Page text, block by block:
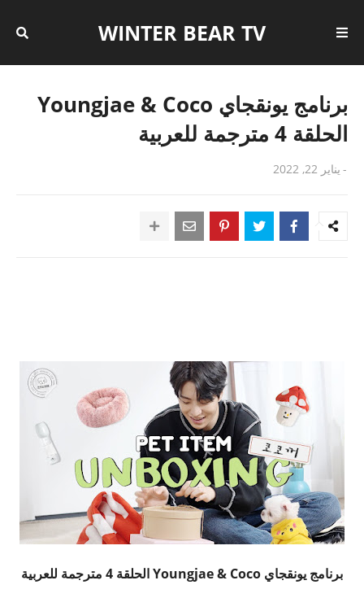
WINTER BEAR TV
برنامج يونقجاي Youngjae & Coco
الحلقة 4 مترجمة للعربية
- يناير 22, 2022
برنامج يونقجاي Youngjae & Coco الحلقة 4 مترجمة للعربية